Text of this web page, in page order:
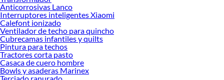
Anticorrosivas Lanco
Interruptores inteligentes Xiaomi
Calefont ionizado
Ventilador de techo para quincho
Cubrecamas infantiles y quilts
Pintura para techos
Tractores corta pasto
Casaca de cuero hombre
Bowls y asaderas Marinex